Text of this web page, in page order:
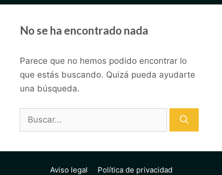
No se ha encontrado nada
Parece que no hemos podido encontrar lo
que estás buscando. Quizá pueda ayudarte
una búsqueda.
Buscar:
Aviso legal
Política de privacidad